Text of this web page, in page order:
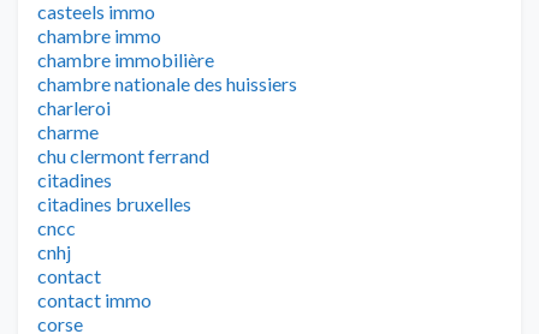
casteels immo
chambre immo
chambre immobilière
chambre nationale des huissiers
charleroi
charme
chu clermont ferrand
citadines
citadines bruxelles
cncc
cnhj
contact
contact immo
corse